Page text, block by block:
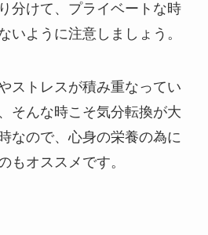
分けて、プライベートな時
いように注意しましょう。
ストレスが積み重なってい
そんな時こそ気分転換が大
なので、心身の栄養の為に
もオススメです。